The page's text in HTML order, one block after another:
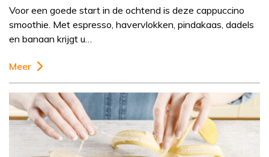
Voor een goede start in de ochtend is deze cappuccino
smoothie. Met espresso, havervlokken, pindakaas, dadels
en banaan krijgt u…
Meer